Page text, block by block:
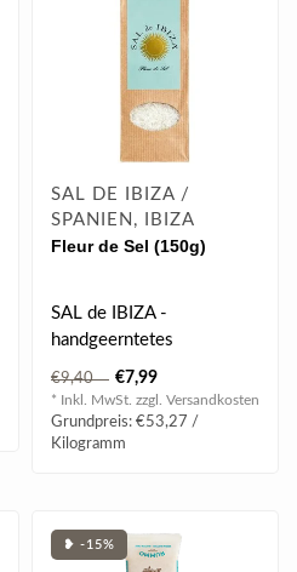
SAL DE IBIZA /
SPANIEN, IBIZA
Fleur de Sel (150g)
SAL de IBIZA -
handgeerntetes
Gourmetsalz. Dieses nach
Art des französischen "F..
€9,40 €7,99
* Inkl. MwSt. zzgl. Versandkosten
Grundpreis: €53,27 /
Kilogramm
❥ -15%